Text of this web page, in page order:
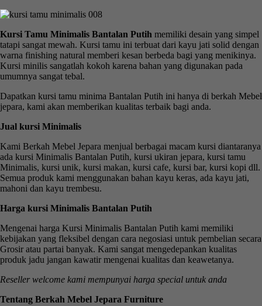
Kursi Tamu Minimalis Bantalan Putih memiliki desain yang simpel
tatapi sangat mewah. Kursi tamu ini terbuat dari kayu jati solid dengan
warna finishing natural memberi kesan berbeda bagi yang menikinya.
Kursi minilis sangatlah kokoh karena bahan yang digunakan pada
umumnya sangat tebal.
Dapatkan kursi tamu minima Bantalan Putih ini hanya di berkah Mebel
jepara, kami akan memberikan kualitas terbaik bagi anda.
Jual kursi Minimalis
Kami Berkah Mebel Jepara menjual berbagai macam kursi diantaranya
ada kursi Minimalis Bantalan Putih, kursi ukiran jepara, kursi tamu
Minimalis, kursi unik, kursi makan, kursi cafe, kursi bar, kursi kopi dll.
Semua produk kami menggunakan bahan kayu keras, ada kayu jati,
mahoni dan kayu trembesu.
Harga kursi Minimalis Bantalan Putih
Mengenai harga Kursi Minimalis Bantalan Putih kami memiliki
kebijakan yang fleksibel dengan cara negosiasi untuk pembelian secara
Grosir atau partai banyak. Kami sangat mengedepankan kualitas
produk jadu jangan kawatir mengenai kualitas dan keawetanya.
Reseller welcome kami mempunyai harga special untuk anda
Tentang Berkah Mebel Jepara Furniture